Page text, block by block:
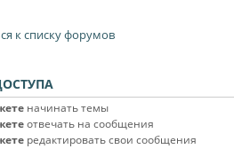
к списку форумов
начинать темы
отвечать на сообщения
редактировать свои сообщения